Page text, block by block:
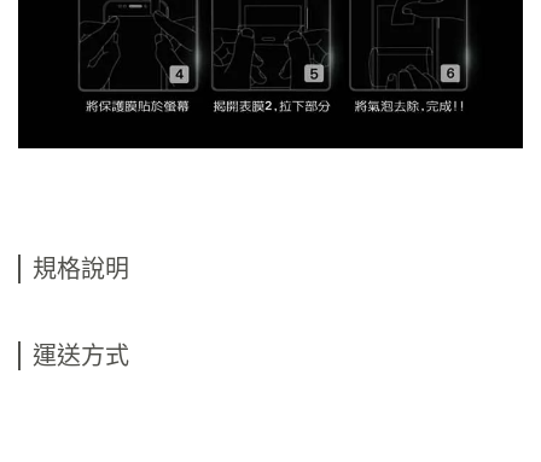
規格說明
運送方式